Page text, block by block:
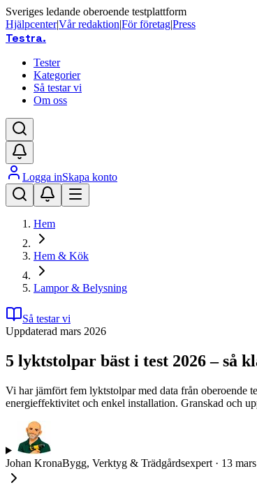
Sveriges ledande oberoende testplattform
Hjälpcenter|Vår redaktion|För företag|Press
Testra.
Tester
Kategorier
Så testar vi
Om oss
Logga inSkapa konto
Hem
Hem & Kök
Lampor & Belysning
Så testar vi
Uppdaterad mars 2026
5 lyktstolpar bäst i test 2026 – så
Vi har jämfört fem lyktstolpar med data från oberoende
energieffektivitet och enkel installation. Granskad och
Johan KronaBygg, Verktyg & Trädgårdsexpert · 13